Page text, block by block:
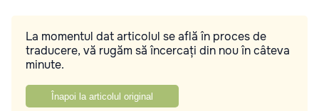
La momentul dat articolul se află în proces de
traducere, vă rugăm să încercați din nou în câteva
minute.
Înapoi la articolul original